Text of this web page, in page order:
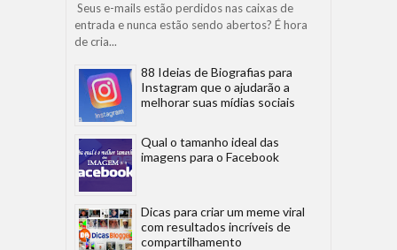
Seus e-mails estão perdidos nas caixas de
entrada e nunca estão sendo abertos? É hora
de cria...
88 Ideias de Biografias para
Instagram que o ajudarão a
melhorar suas mídias sociais
Qual o tamanho ideal das
imagens para o Facebook
Dicas para criar um meme viral
com resultados incríveis de
compartilhamento